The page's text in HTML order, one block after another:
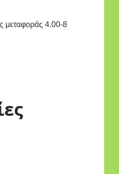
μεταφοράς 4.00-8